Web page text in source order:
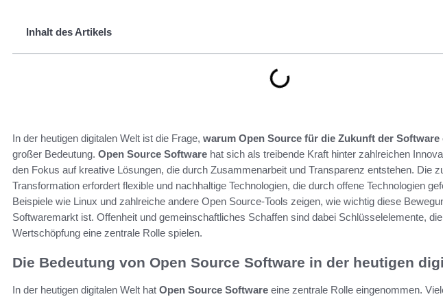
Inhalt des Artikels
In der heutigen digitalen Welt ist die Frage, warum Open Source für die Zukunft der
großer Bedeutung. Open Source Software hat sich als treibende Kraft hinter zahlreichen
den Fokus auf kreative Lösungen, die durch Zusammenarbeit und Transparenz entstehen. Die
Transformation erfordert flexible und nachhaltige Technologien, die durch offene Technologien
Beispiele wie Linux und zahlreiche andere Open Source-Tools zeigen, wie wichtig diese
Softwaremarkt ist. Offenheit und gemeinschaftliches Schaffen sind dabei Schlüsselelemente,
Wertschöpfung eine zentrale Rolle spielen.
Die Bedeutung von Open Source Software in der heutigen
In der heutigen digitalen Welt hat Open Source Software eine zentrale Rolle eingenommen.